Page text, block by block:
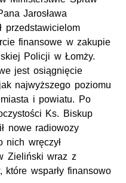
Jarosława
przedstawicielom
finansowe w zakupie
Policji w Łomży.
jest osiągnięcie
najwyższego poziomu
i powiatu. Po
Ks. Biskup
nowe radiowozy
nich wręczył
Zieliński wraz z
które wsparły finansowo